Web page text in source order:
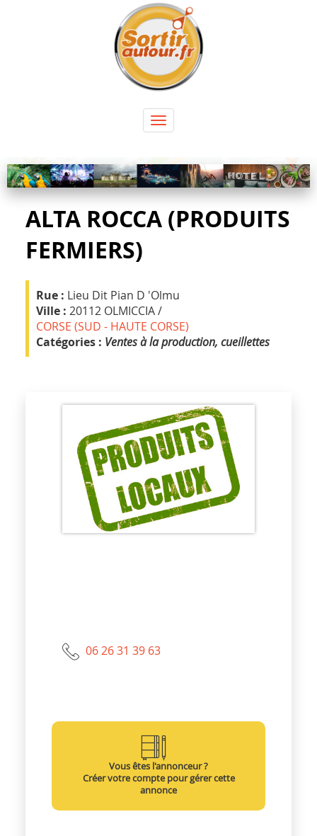
Toggle
navigation
ALTA ROCCA (PRODUITS
FERMIERS)
Rue : Lieu Dit Pian D 'Olmu
Ville : 20112 OLMICCIA /
CORSE (SUD - HAUTE CORSE)
Catégories : Ventes à la production, cueillettes
06 26 31 39 63
Vous êtes l'annonceur ?
Créer votre compte pour gérer cette
annonce
Panneau de gestion des cookies